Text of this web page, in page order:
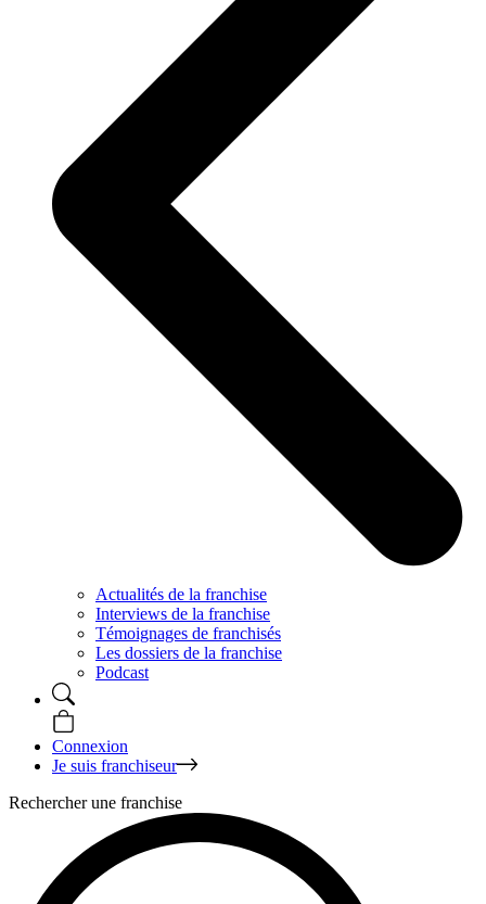
Actualités de la franchise
Interviews de la franchise
Témoignages de franchisés
Les dossiers de la franchise
Podcast
Connexion
Je suis franchiseur
Rechercher une franchise